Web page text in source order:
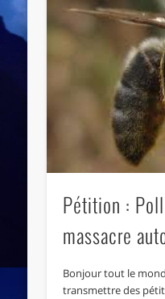
Pétition :
massacre
Bonjour tout le
transmettre des